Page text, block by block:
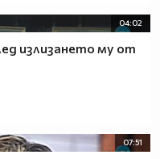
04:02
излизането му от
07:51